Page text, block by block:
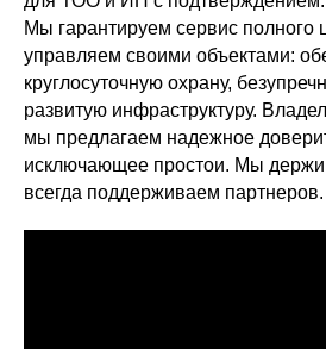
Мы гарантируем сервис полного
управляем своими объектами:
круглосуточную охрану,
развитую инфраструктуру.
мы предлагаем надежное
исключающее простои. Мы
всегда поддерживаем партнеров.